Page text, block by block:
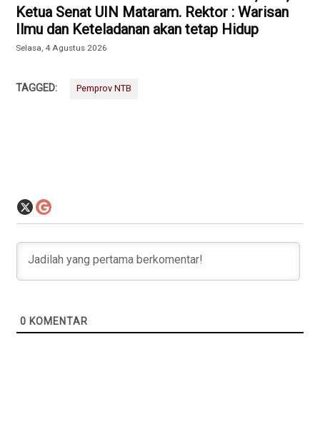
Ketua Senat UIN Mataram. Rektor : Warisan
Ilmu dan Keteladanan akan tetap Hidup
Selasa, 4 Agustus 2026
TAGGED: Pemprov NTB
0 KOMENTAR